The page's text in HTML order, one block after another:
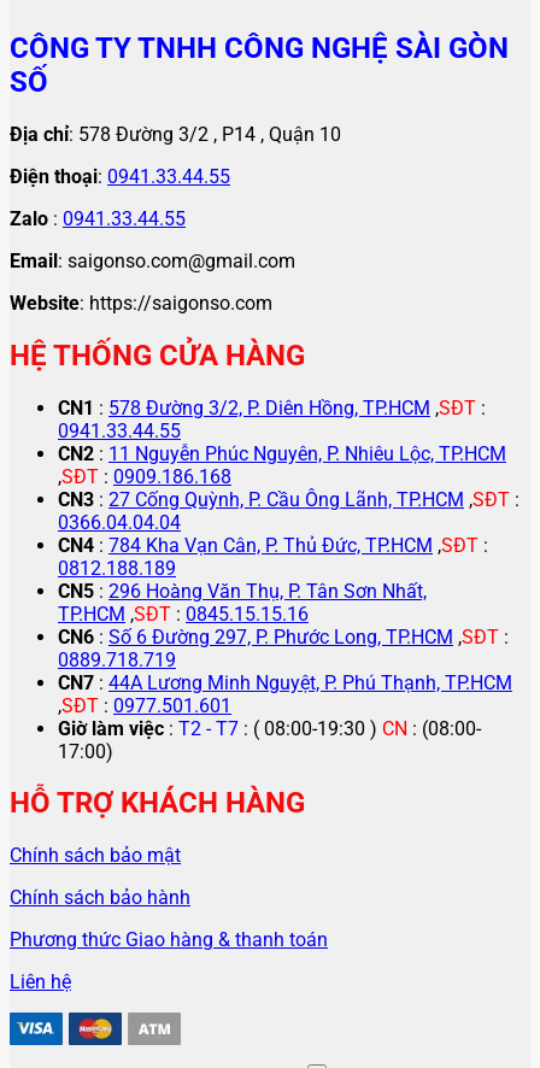
CÔNG TY TNHH CÔNG NGHỆ SÀI GÒN
SỐ
Địa chỉ: 578 Đường 3/2 , P14 , Quận 10
Điện thoại: 0941.33.44.55
Zalo : 0941.33.44.55
Email: saigonso.com@gmail.com
Website: https://saigonso.com
HỆ THỐNG CỬA HÀNG
CN1 : 578 Đường 3/2, P. Diên Hồng, TP.HCM ,SĐT :
0941.33.44.55
CN2 : 11 Nguyễn Phúc Nguyên, P. Nhiêu Lộc, TP.HCM
,SĐT : 0909.186.168
CN3 : 27 Cống Quỳnh, P. Cầu Ông Lãnh, TP.HCM ,SĐT :
0366.04.04.04
CN4 : 784 Kha Vạn Cân, P. Thủ Đức, TP.HCM ,SĐT :
0812.188.189
CN5 : 296 Hoàng Văn Thụ, P. Tân Sơn Nhất,
TP.HCM ,SĐT : 0845.15.15.16
CN6 : Số 6 Đường 297, P. Phước Long, TP.HCM ,SĐT :
0889.718.719
CN7 : 44A Lương Minh Nguyệt, P. Phú Thạnh, TP.HCM
,SĐT : 0977.501.601
Giờ làm việc : T2 - T7 : ( 08:00-19:30 ) CN : (08:00-
17:00)
HỖ TRỢ KHÁCH HÀNG
Chính sách bảo mật
Chính sách bảo hành
Phương thức Giao hàng & thanh toán
Liên hệ